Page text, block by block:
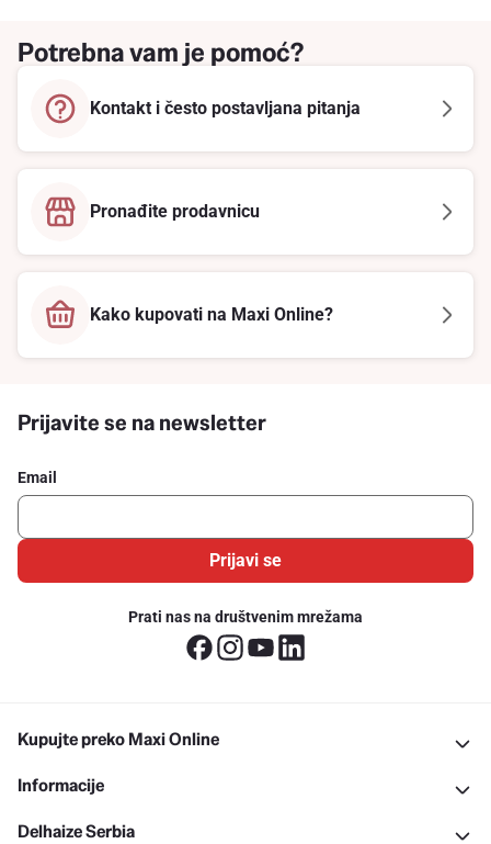
Potrebna vam je pomoć?
Kontakt i često postavljana pitanja
Pronađite prodavnicu
Kako kupovati na Maxi Online?
Prijavite se na newsletter
Email
Prijavi se
Prati nas na društvenim mrežama
Kupujte preko Maxi Online
Informacije
Delhaize Serbia